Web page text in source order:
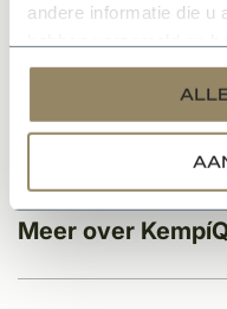
andere informatie die u
services.
Meer over
Klantenservice
Categorieën